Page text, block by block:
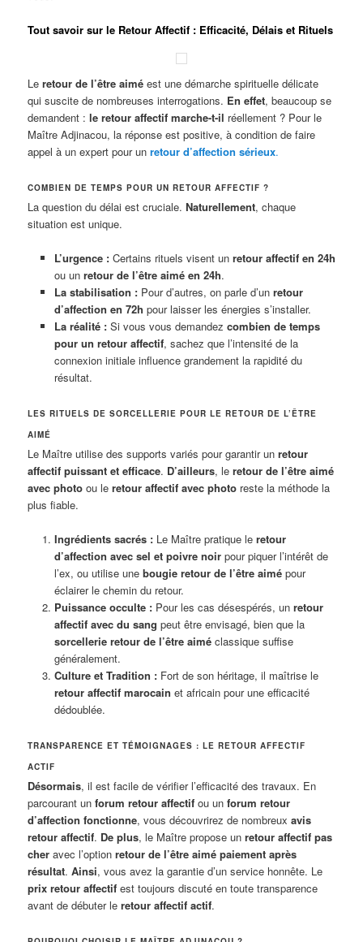
Tout savoir sur le Retour Affectif : Efficacité, Délais et Rituels
Leretour de l’être aimé est une démarche spirituelle délicate
qui suscite de nombreuses interrogations. En effet, beaucoup se
demandent :le retour affectif marche-t-il réellement ? Pour le
Maître Adjinacou, la réponse est positive, à condition de faire
appel à un expert pour unretour d’affection sérieux.
COMBIEN DE TEMPS POUR UN RETOUR AFFECTIF ?
La question du délai est cruciale.Naturellement, chaque
situation est unique.
L’urgence :Certains rituels visent un retour affectif en 24h
ou un retour de l’être aimé en 24h.
La stabilisation :Pour d’autres, on parle d’un retour
d’affection en 72h pour laisser les énergies s’installer.
La réalité :Si vous vous demandez combien de temps
pour un retour affectif, sachez que l’intensité de la
connexion initiale influence grandement la rapidité du
résultat.
LES RITUELS DE SORCELLERIE POUR LE RETOUR DE L’ÊTRE
AIMÉ
Le Maître utilise des supports variés pour garantir unretour
affectif puissant et efficace. D’ailleurs, leretour de l’être aimé
avec photo ou leretour affectif avec photo reste la méthode la
plus fiable.
Ingrédients sacrés :Le Maître pratique le retour
d’affection avec sel et poivre noirpour piquer l’intérêt de
l’ex, ou utilise une bougie retour de l’être aimépour
éclairer le chemin du retour.
Puissance occulte :Pour les cas désespérés, un retour
affectif avec du sang peut être envisagé, bien que la
sorcellerie retour de l’être aiméclassique suffise
généralement.
Culture et Tradition :Fort de son héritage, il maîtrise le
retour affectif marocain et africain pour une efficacité
dédoublée.
TRANSPARENCE ET TÉMOIGNAGES : LE RETOUR AFFECTIF
ACTIF
Désormais, il est facile de vérifier l’efficacité des travaux. En
parcourant unforum retour affectif ou unforum retour
d’affection fonctionne, vous découvrirez de nombreuxavis
retour affectif. De plus, le Maître propose unretour affectif pas
cher avec l’optionretour de l’être aimé paiement après
résultat.Ainsi, vous avez la garantie d’un service honnête. Le
prix retour affectif est toujours discuté en toute transparence
avant de débuter leretour affectif actif.